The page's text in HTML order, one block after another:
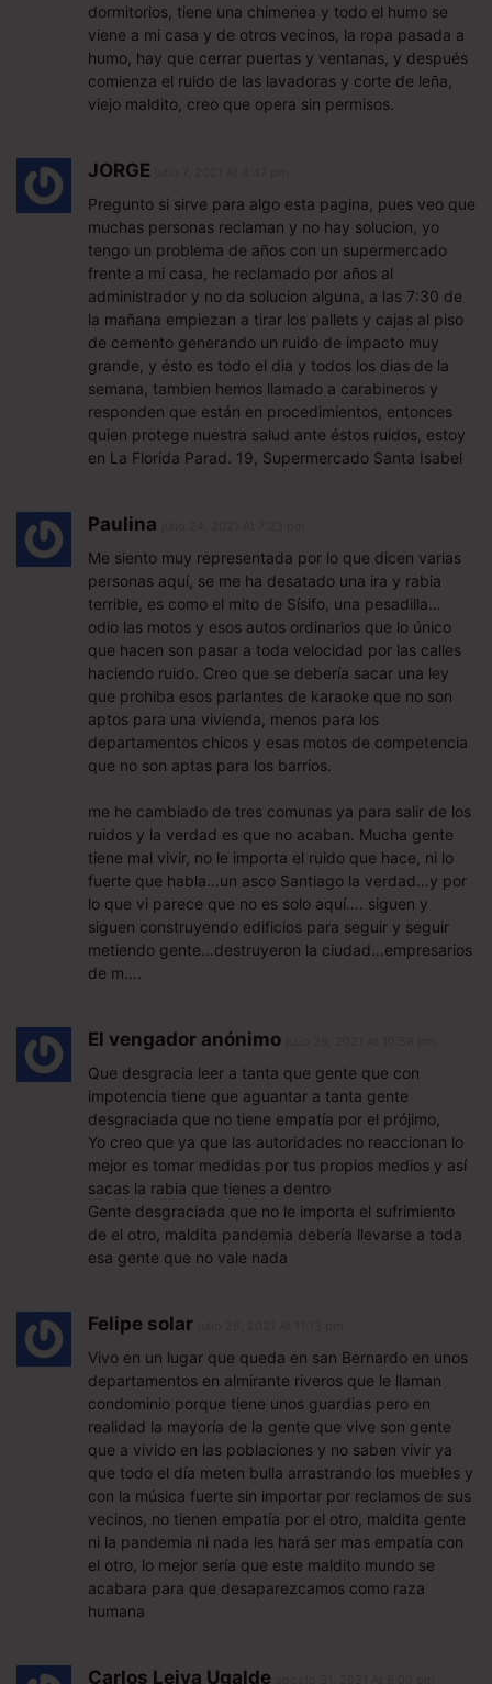
dormitorios, tiene una chimenea y todo el humo se
viene a mi casa y de otros vecinos, la ropa pasada a
humo, hay que cerrar puertas y ventanas, y después
comienza el ruido de las lavadoras y corte de leña,
viejo maldito, creo que opera sin permisos.
JORGE
Pregunto si sirve para algo esta pagina, pues veo que
muchas personas reclaman y no hay solucion, yo
tengo un problema de años con un supermercado
frente a mi casa, he reclamado por años al
administrador y no da solucion alguna, a las 7:30 de
la mañana empiezan a tirar los pallets y cajas al piso
de cemento generando un ruido de impacto muy
grande, y ésto es todo el dia y todos los dias de la
semana, tambien hemos llamado a carabineros y
responden que están en procedimientos, entonces
quien protege nuestra salud ante éstos ruidos, estoy
en La Florida Parad. 19, Supermercado Santa Isabel
Paulina
Me siento muy representada por lo que dicen varias
personas aquí, se me ha desatado una ira y rabia
terrible, es como el mito de Sísifo, una pesadilla…
odio las motos y esos autos ordinarios que lo único
que hacen son pasar a toda velocidad por las calles
haciendo ruido. Creo que se debería sacar una ley
que prohiba esos parlantes de karaoke que no son
aptos para una vivienda, menos para los
departamentos chicos y esas motos de competencia
que no son aptas para los barrios.
me he cambiado de tres comunas ya para salir de los
ruidos y la verdad es que no acaban. Mucha gente
tiene mal vivir, no le importa el ruido que hace, ni lo
fuerte que habla…un asco Santiago la verdad…y por
lo que vi parece que no es solo aquí…. siguen y
siguen construyendo edificios para seguir y seguir
metiendo gente…destruyeron la ciudad…empresarios
de m….
El vengador anónimo
Que desgracia leer a tanta que gente que con
impotencia tiene que aguantar a tanta gente
desgraciada que no tiene empatía por el prójimo,
Yo creo que ya que las autoridades no reaccionan lo
mejor es tomar medidas por tus propios medios y así
sacas la rabia que tienes a dentro
Gente desgraciada que no le importa el sufrimiento
de el otro, maldita pandemia debería llevarse a toda
esa gente que no vale nada
Felipe solar
Vivo en un lugar que queda en san Bernardo en unos
departamentos en almirante riveros que le llaman
condominio porque tiene unos guardias pero en
realidad la mayoría de la gente que vive son gente
que a vivido en las poblaciones y no saben vivir ya
que todo el día meten bulla arrastrando los muebles y
con la música fuerte sin importar por reclamos de sus
vecinos, no tienen empatía por el otro, maldita gente
ni la pandemia ni nada les hará ser mas empatía con
el otro, lo mejor sería que este maldito mundo se
acabara para que desaparezcamos como raza
humana
Carlos Leiva Ugalde